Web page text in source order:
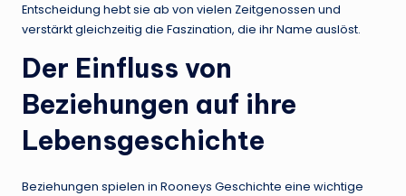
Entscheidung hebt sie ab von vielen Zeitgenossen und
verstärkt gleichzeitig die Faszination, die ihr Name auslöst.
Der Einfluss von
Beziehungen auf ihre
Lebensgeschichte
Beziehungen spielen in Rooneys Geschichte eine wichtige